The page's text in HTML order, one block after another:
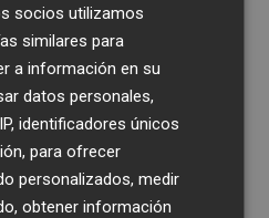
socios utilizamos
similares para
a información en su
datos personales,
identificadores únicos
para ofrecer
personalizados, medir
obtener información